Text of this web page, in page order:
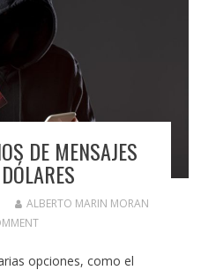
DE MENSAJES
ALBERTO MARIN MORAN
opciones, como el